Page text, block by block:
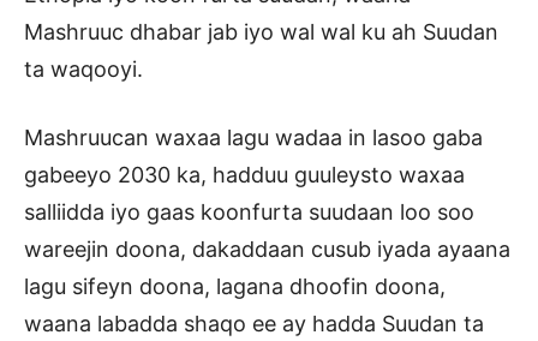
Mashruuc dhabar jab iyo wal wal ku ah Suudan
ta waqooyi.
Mashruucan waxaa lagu wadaa in lasoo gaba
gabeeyo 2030 ka, hadduu guuleysto waxaa
salliidda iyo gaas koonfurta suudaan loo soo
wareejin doona, dakaddaan cusub iyada ayaana
lagu sifeyn doona, lagana dhoofin doona,
waana labadda shaqo ee ay hadda Suudan ta